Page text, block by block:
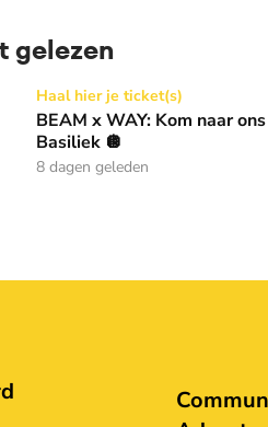
gelezen
WAY: Kom naar ons Thanksgiving
Haal hier je ticket(s)
BEAM x WAY: Kom naar
Basiliek 🪩
8 dagen geleden